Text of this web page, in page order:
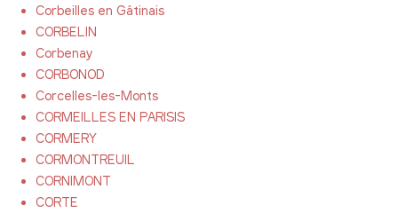
Corbeilles en Gâtinais
CORBELIN
Corbenay
CORBONOD
Corcelles-les-Monts
CORMEILLES EN PARISIS
CORMERY
CORMONTREUIL
CORNIMONT
CORTE